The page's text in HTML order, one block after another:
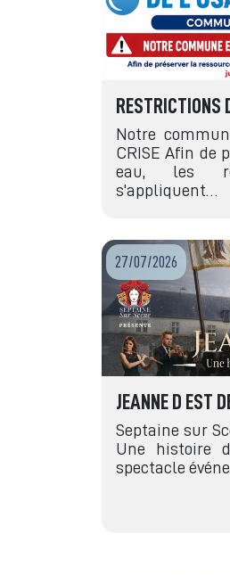
RESTRICTIONS
Notre
CRISE Afin de
eau, les
s'appliquent…
27/07/2026
JEANNE D EST
Septaine sur
Une histoire
spectacle